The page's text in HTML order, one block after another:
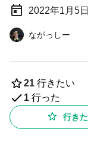
2022年1月5
ながっしー
21 行きたい
1 行った
行き